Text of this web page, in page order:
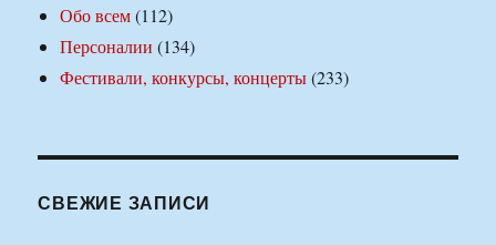
Обо всем(112)
Персоналии (134)
Фестивали, конкурсы, концерты(233)
СВЕЖИЕ ЗАПИСИ